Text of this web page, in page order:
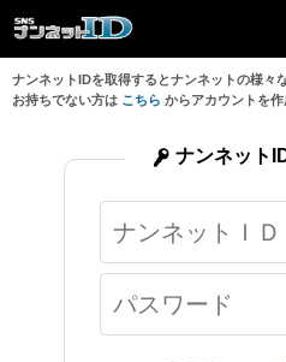
ナンネットIDを取得するとナンネットの様々
お持ちでない方は こちら からアカウントを作
ナンネット